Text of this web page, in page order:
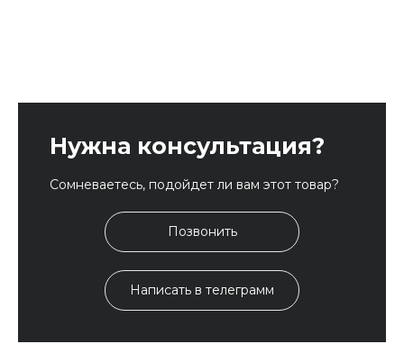
Нужна консультация?
Сомневаетесь, подойдет ли вам этот товар?
Позвонить
Написать в телеграмм